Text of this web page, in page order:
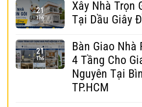
21
Th6
Xây Nhà Trọn
Tại Dầu Giây
21
Th6
Bàn Giao Nhà
4 Tầng Cho
Nguyên Tại
TP.HCM